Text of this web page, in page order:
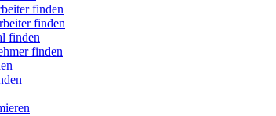
finden
finden
finden
finden